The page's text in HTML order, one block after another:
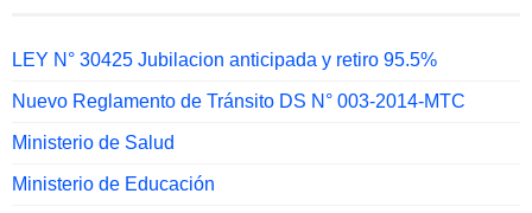
LEY N° 30425 Jubilacion anticipada y retiro 95.5%
Nuevo Reglamento de Tránsito DS N° 003-2014-MTC
Ministerio de Salud
Ministerio de Educación